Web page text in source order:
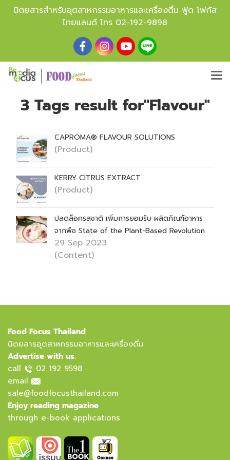
นิตยสารสำหรับอุตสาหกรรมอาหารและเครื่องดื่ม ฟู้ด โฟกัส
ไทยแลนด์ โทร 02-192-9898
3 Tags result for"Flavour"
CAPROMA® FLAVOUR SOLUTIONS
(Product)
KERRY CITRUS EXTRACT
(Product)
ปลดล็อครสชาติ เพิ่มการยอมรับ ผลิตภัณฑ์อาหาร
จากพืช State of the Plant-Based Revolution
29 Sep 2023
(Content)
Food Focus Thailand
นิตยสารอุตสาหกรรมอาหารและเครื่องดื่ม
Advertise with us.
call
02 192 9598
email
sale@foodfocusthailand.com
Enjoy reading magazine
through e-book applications